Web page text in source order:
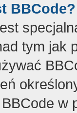
BBCode?
tym jak
BBCode